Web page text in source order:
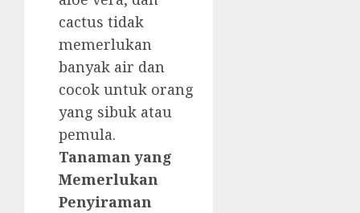
cactus tidak
memerlukan
banyak air dan
cocok untuk orang
yang sibuk atau
pemula.
Tanaman yang
Memerlukan
Penyiraman